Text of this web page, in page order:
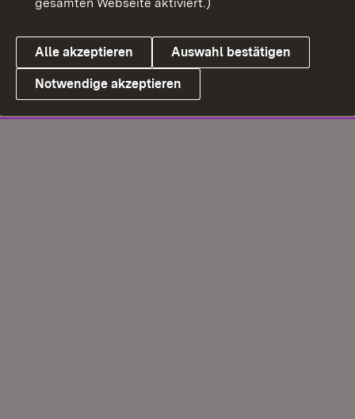
Alle akzeptieren Auswahl bestätigen
Notwendige akzeptieren